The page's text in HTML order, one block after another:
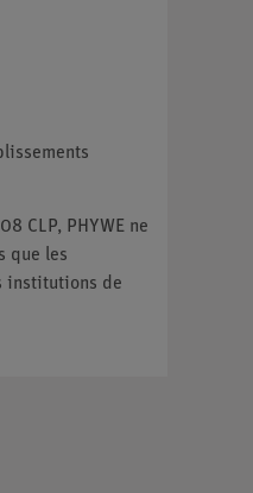
CLP, PHYWE ne
que les
institutions de